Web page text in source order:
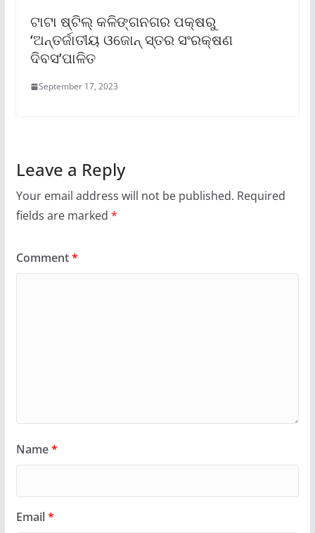
ଟାଟା ଷ୍ଟିଲ୍ କଳିଙ୍ଗନଗର ପକ୍ଷରୁ
‘ଅନ୍ତର୍ଜାତୀୟ ଓଜୋନ୍ ସ୍ତର ସଂରକ୍ଷଣ
ଦିବସ’ପାଳିତ
September 17, 2023
Leave a Reply
Your email address will not be published. Required
fields are marked *
Comment*
Name*
Email*